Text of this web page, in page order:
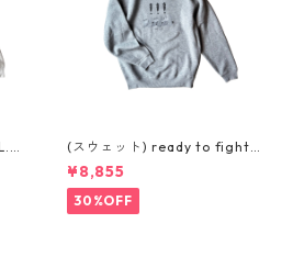
(スウェット) ready to fight
(GREY)
¥8,855
30%OFF